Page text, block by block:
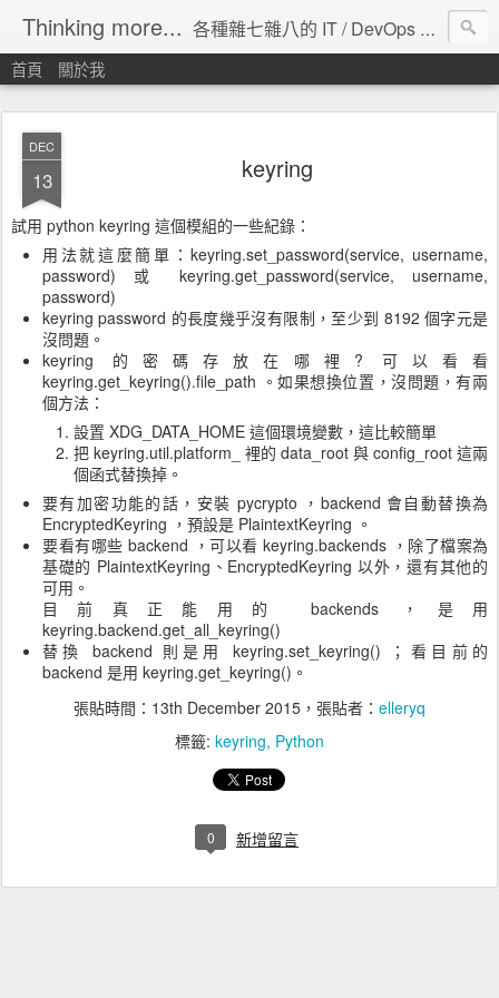
Thinking more... 各種雜七雜八的 IT / DevOps 工具 / 程式設計 / 雲端服務分享。
首頁 關於我
DEC
13 keyring
試用 python keyring 這個模組的一些紀錄：
用法就這麼簡單：keyring.set_password(service, username,
password) 或 keyring.get_password(service, username,
password)
keyring password 的長度幾乎沒有限制，至少到 8192 個字元是
沒問題。
keyring 的密碼存放在哪裡? 可以看看
keyring.get_keyring().file_path 。如果想換位置，沒問題，有兩
個方法：
設置 XDG_DATA_HOME 這個環境變數，這比較簡單
把 keyring.util.platform_ 裡的 data_root 與 config_root 這兩
個函式替換掉。
要有加密功能的話，安裝 pycrypto ，backend 會自動替換為
EncryptedKeyring ，預設是 PlaintextKeyring 。
要看有哪些 backend ，可以看 keyring.backends ，除了檔案為
基礎的 PlaintextKeyring、EncryptedKeyring 以外，還有其他的
可用。
目前真正能用的 backends ，是用
keyring.backend.get_all_keyring()
替換 backend 則是用 keyring.set_keyring() ；看目前的
backend 是用 keyring.get_keyring()。
張貼時間： 13th December 2015 ，張貼者： elleryq
標籤: keyring Python
0 新增留言